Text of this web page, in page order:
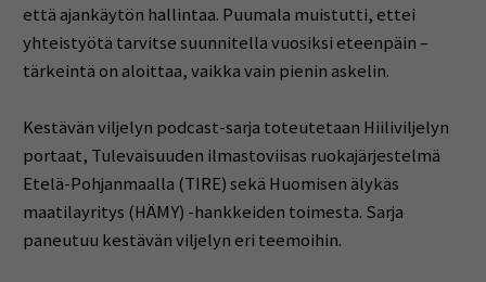
että ajankäytön hallintaa. Puumala muistutti, ettei
yhteistyötä tarvitse suunnitella vuosiksi eteenpäin –
tärkeintä on aloittaa, vaikka vain pienin askelin.
Kestävän viljelyn podcast-sarja toteutetaan Hiiliviljelyn
portaat, Tulevaisuuden ilmastoviisas ruokajärjestelmä
Etelä-Pohjanmaalla (TIRE) sekä Huomisen älykäs
maatilayritys (HÄMY) -hankkeiden toimesta. Sarja
paneutuu kestävän viljelyn eri teemoihin.